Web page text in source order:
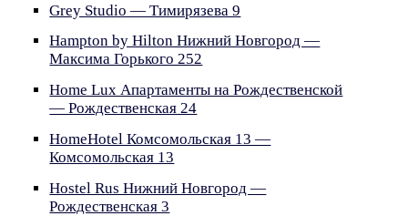
Grey Studio — Тимирязева 9
Hampton by Hilton Нижний Новгород —
Максима Горького 252
Home Lux Апартаменты на Рождественской
— Рождественская 24
HomeHotel Комсомольская 13 —
Комсомольская 13
Hostel Rus Нижний Новгород —
Рождественская 3